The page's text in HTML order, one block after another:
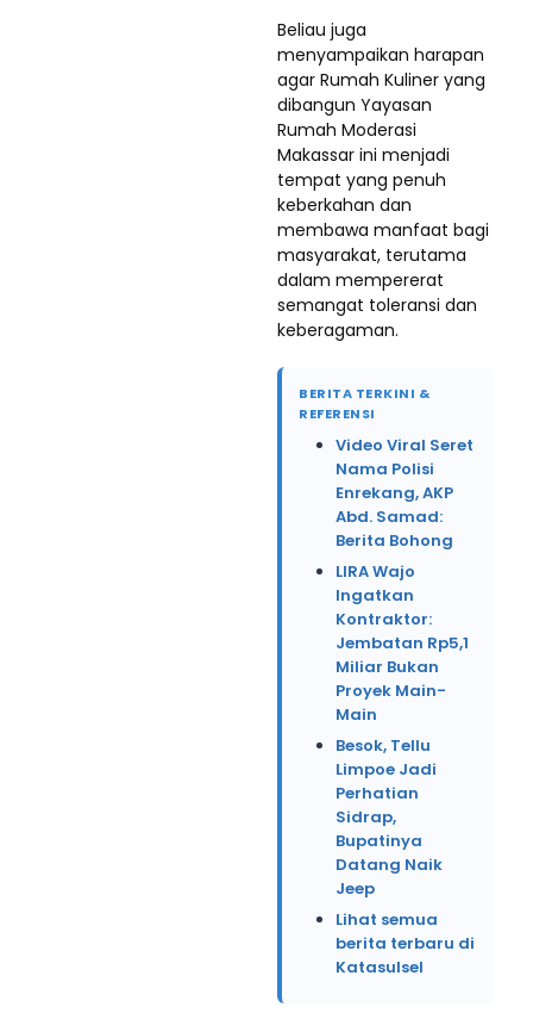
Beliau juga
menyampaikan harapan
agar Rumah Kuliner yang
dibangun Yayasan
Rumah Moderasi
Makassar ini menjadi
tempat yang penuh
keberkahan dan
membawa manfaat bagi
masyarakat, terutama
dalam mempererat
semangat toleransi dan
keberagaman.
BERITA TERKINI &
REFERENSI
Video Viral Seret
Nama Polisi
Enrekang, AKP
Abd. Samad:
Berita Bohong
LIRA Wajo
Ingatkan
Kontraktor:
Jembatan Rp5,1
Miliar Bukan
Proyek Main-
Main
Besok, Tellu
Limpoe Jadi
Perhatian
Sidrap,
Bupatinya
Datang Naik
Jeep
Lihat semua
berita terbaru di
Katasulsel